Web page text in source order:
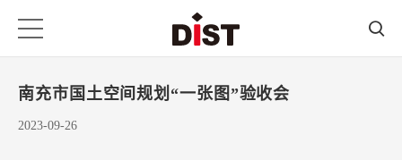
南充市国土空间规划“一张图”验收会
2023-09-26